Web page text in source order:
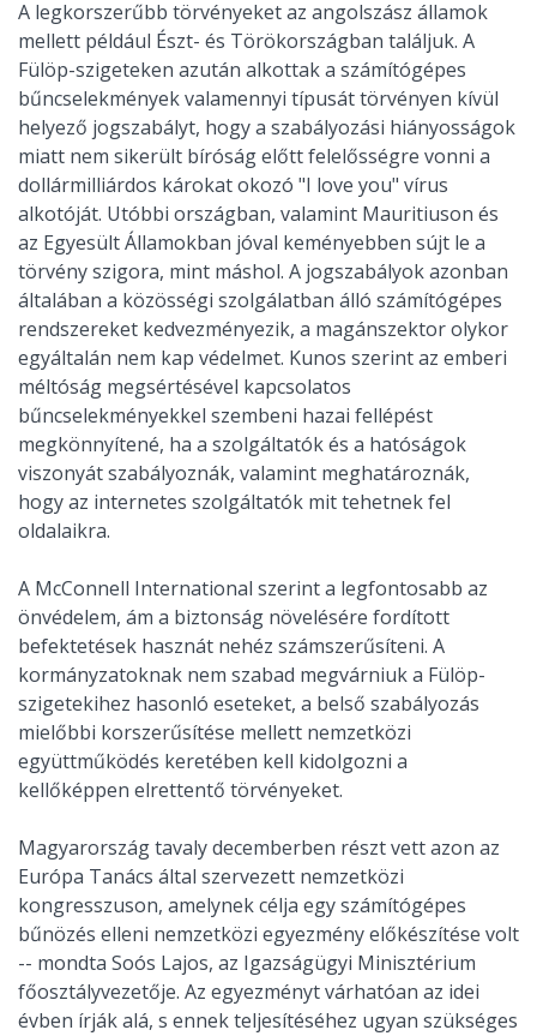
A legkorszerűbb törvényeket az angolszász államok
mellett például Észt- és Törökországban találjuk. A
Fülöp-szigeteken azután alkottak a számítógépes
bűncselekmények valamennyi típusát törvényen kívül
helyező jogszabályt, hogy a szabályozási hiányosságok
miatt nem sikerült bíróság előtt felelősségre vonni a
dollármilliárdos károkat okozó "I love you" vírus
alkotóját. Utóbbi országban, valamint Mauritiuson és
az Egyesült Államokban jóval keményebben sújt le a
törvény szigora, mint máshol. A jogszabályok azonban
általában a közösségi szolgálatban álló számítógépes
rendszereket kedvezményezik, a magánszektor olykor
egyáltalán nem kap védelmet. Kunos szerint az emberi
méltóság megsértésével kapcsolatos
bűncselekményekkel szembeni hazai fellépést
megkönnyítené, ha a szolgáltatók és a hatóságok
viszonyát szabályoznák, valamint meghatároznák,
hogy az internetes szolgáltatók mit tehetnek fel
oldalaikra.
A McConnell International szerint a legfontosabb az
önvédelem, ám a biztonság növelésére fordított
befektetések hasznát nehéz számszerűsíteni. A
kormányzatoknak nem szabad megvárniuk a Fülöp-
szigetekihez hasonló eseteket, a belső szabályozás
mielőbbi korszerűsítése mellett nemzetközi
együttműködés keretében kell kidolgozni a
kellőképpen elrettentő törvényeket.
Magyarország tavaly decemberben részt vett azon az
Európa Tanács által szervezett nemzetközi
kongresszuson, amelynek célja egy számítógépes
bűnözés elleni nemzetközi egyezmény előkészítése volt
-- mondta Soós Lajos, az Igazságügyi Minisztérium
főosztályvezetője. Az egyezményt várhatóan az idei
évben írják alá, s ennek teljesítéséhez ugyan szükséges